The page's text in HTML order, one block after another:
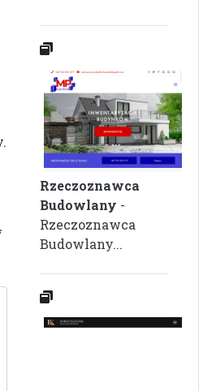
Rzeczoznawca
Budowlany -
Rzeczoznawca
Budowlany...